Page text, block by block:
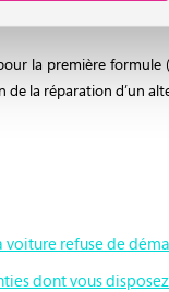
€ par sinistre ou un
la première
la réparation d’un
voiture refuse de
dont vous